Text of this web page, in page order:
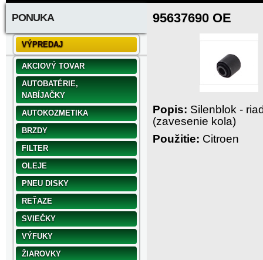
PONUKA
VÝPREDAJ
AKCIOVÝ TOVAR
AUTOBATÉRIE,
NABÍJAČKY
AUTOKOZMETIKA
BRZDY
FILTER
OLEJE
PNEU DISKY
REŤAZE
SVIEČKY
VÝFUKY
ŽIAROVKY
95637690 OE
Popis: Silenblok -
(zavesenie kola)
Použitie: Citroen